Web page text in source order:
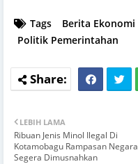
Tags Berita Ekonomi
Politik Pemerintahan
LEBIH LAMA
Ribuan Jenis Minol Ilegal Di
Kotamobagu Rampasan Negara
Segera Dimusnahkan